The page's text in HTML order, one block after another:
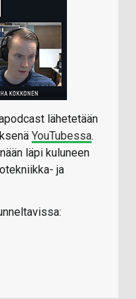
lähetetään
YouTubessa.
läpi kuluneen
ja